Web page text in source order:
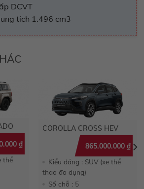
DCVT
tích 1.496 cm3
₫
thể
COROLLA CROSS HEV
865.000.000₫
Kiểu dáng : SUV (xe thể
thao đa dụng)
Số chỗ : 5